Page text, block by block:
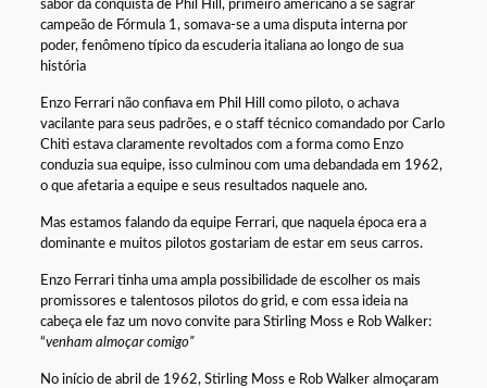
sabor da conquista de Phil Hill, primeiro americano a se sagrar
campeão de Fórmula 1, somava-se a uma disputa interna por
poder, fenômeno típico da escuderia italiana ao longo de sua
história
Enzo Ferrari não confiava em Phil Hill como piloto, o achava
vacilante para seus padrões, e o staff técnico comandado por Carlo
Chiti estava claramente revoltados com a forma como Enzo
conduzia sua equipe, isso culminou com uma debandada em 1962,
o que afetaria a equipe e seus resultados naquele ano.
Mas estamos falando da equipe Ferrari, que naquela época era a
dominante e muitos pilotos gostariam de estar em seus carros.
Enzo Ferrari tinha uma ampla possibilidade de escolher os mais
promissores e talentosos pilotos do grid, e com essa ideia na
cabeça ele faz um novo convite para Stirling Moss e Rob Walker:
“venham almoçar comigo”
No início de abril de 1962, Stirling Moss e Rob Walker almoçaram